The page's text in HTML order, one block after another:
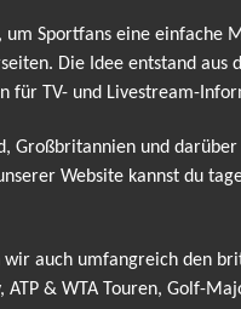
Sportfans eine einfache
Die Idee entstand
für TV- und Livestream-
Großbritannien und
Website kannst du
wir auch umfangreich den
ATP & WTA Touren, Golf-